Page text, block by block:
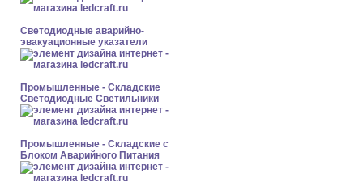
Светодиодные аварийно-
эвакуационные указатели
Промышленные - Складские
Светодиодные Светильники
Промышленные - Складские с
Блоком Аварийного Питания